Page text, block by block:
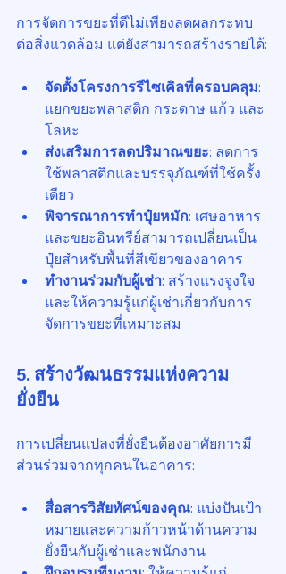
การจัดการขยะที่ดีไม่เพียงลดผลกระทบ
ต่อสิ่งแวดล้อม แต่ยังสามารถสร้างรายได้:
จัดตั้งโครงการรีไซเคิลที่ครอบคลุม:
แยกขยะพลาสติก กระดาษ แก้ว และ
โลหะ
ส่งเสริมการลดปริมาณขยะ: ลดการ
ใช้พลาสติกและบรรจุภัณฑ์ที่ใช้ครั้ง
เดียว
พิจารณาการทำปุ๋ยหมัก: เศษอาหาร
และขยะอินทรีย์สามารถเปลี่ยนเป็น
ปุ๋ยสำหรับพื้นที่สีเขียวของอาคาร
ทำงานร่วมกับผู้เช่า: สร้างแรงจูงใจ
และให้ความรู้แก่ผู้เช่าเกี่ยวกับการ
จัดการขยะที่เหมาะสม
5. สร้างวัฒนธรรมแห่งความ
ยั่งยืน
การเปลี่ยนแปลงที่ยั่งยืนต้องอาศัยการมี
ส่วนร่วมจากทุกคนในอาคาร:
สื่อสารวิสัยทัศน์ของคุณ: แบ่งปันเป้า
หมายและความก้าวหน้าด้านความ
ยั่งยืนกับผู้เช่าและพนักงาน